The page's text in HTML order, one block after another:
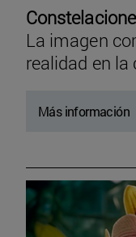
La imagen
realidad en la
Más información